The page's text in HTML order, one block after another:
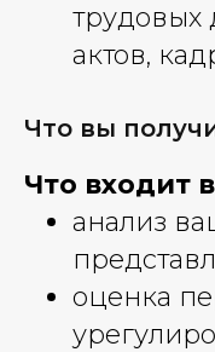
трудовых
актов,
Что вы
Что входит
анализ
оценка